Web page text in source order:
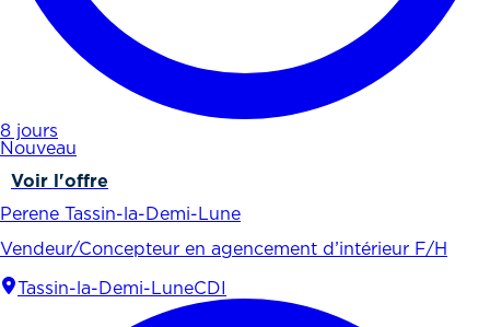
8 jours
Nouveau
Voir l'offre
Perene Tassin-la-Demi-Lune
Vendeur/Concepteur en agencement d’intérieur F/H
Tassin-la-Demi-LuneCDI